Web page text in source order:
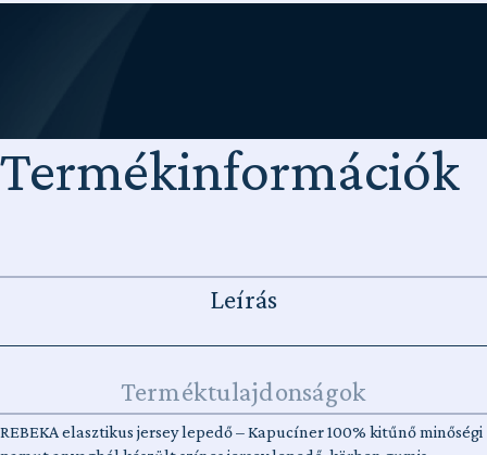
Termékinformációk
Leírás
Terméktulajdonságok
REBEKA elasztikus jersey lepedő – Kapucíner 100% kitűnő minőségi